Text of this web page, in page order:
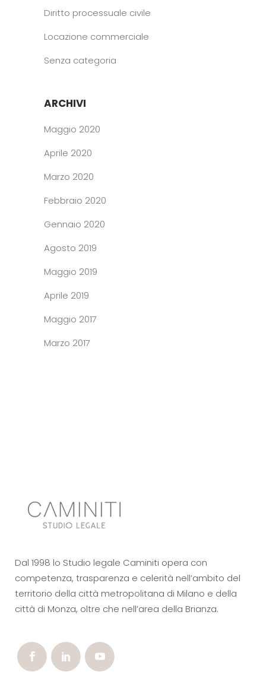
Diritto processuale civile
Locazione commerciale
Senza categoria
ARCHIVI
Maggio 2020
Aprile 2020
Marzo 2020
Febbraio 2020
Gennaio 2020
Agosto 2019
Maggio 2019
Aprile 2019
Maggio 2017
Marzo 2017
Dal 1998 lo Studio legale Caminiti opera con
competenza, trasparenza e celerità nell’ambito del
territorio della città metropolitana di Milano e della
città di Monza, oltre che nell’area della Brianza.